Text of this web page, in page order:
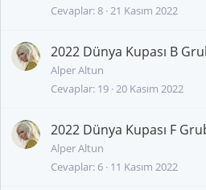
Cevaplar 8 21 Kasım 2022
2022 Dünya Kupası B
Alper Altun
Cevaplar 19 20 Kasım 2022
2022 Dünya Kupası F
Alper Altun
Cevaplar 6 11 Kasım 2022